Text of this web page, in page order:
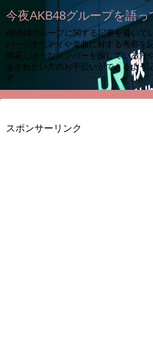
今夜AKB48グループを語っ
AKB48グループに関する記事を書いて
パーソナリティや楽曲に対する考察を
開花しそうなメンバーを探している方
をされたい方のお手伝いができるよう
す。
スポンサーリンク